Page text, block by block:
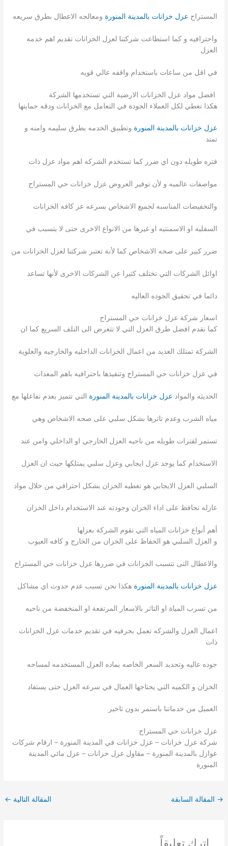
المستراح عزل خزانات بالمدينة المنورة ومعالجه الاعطال بطرق سريعه
واحترافيه و كما استطاعت شركتنا لعزل الخزانات تقديم اهم خدمه
العزل
في اقل من ساعات باستخدام واقفه عالي قويه
افضل مواد عزل الخزانات الارضية التي تستخدمها الشركة
هكذا تعطي لكل العملاء الجودة في التعامل مع الخزانات ودقه حمايتها
عزل خزانات بالمدينة المنورة وتطبيق الخدمه بطرق سليمه وامنه و
تمتد
فتره طويله دون اي ضرر كما تستخدم الشركه اهم مواد عزل ذات
مواصفات عالميه و لأن توفير العروض عزل خزانات حي المستراح
والتخفيضات المناسبه لجميع الاشخاص بسرعه عز كافه الخزانات
السفليه او الاسمنتيه او غيرها من الانواع الاخرى حتى لا يتسبب في
ضرر كبير على صحه الاشخاص كما لأنة تعتبر شركتنا لعزل الخزانات من
اوائل الشركات التي تختلف كثيرا عن الشركات الاخرى لأنها تساعد
دائما في تحقيق الجوده العاليه
اسعار شركة عزل خزانات حي المستراح
كما نقدم افضل طرق العزل التي لا تتعرض الى التلف السريع كما ان
الشركة تمتلك العديد من اعمال الخزانات الداخليه والخارجيه والعلوية
في عزل خزانات حي المستراح وتنفيذها باحترافيه باهم المعدات
الحديثه والمواد عزل خزانات بالمدينة المنورة التي تتميز بعدم تفاعلها مع
مياه الشرب وعدم تاثرها بشكل سلبي على صحه الاشخاص وهي
تستمر لفترات طويله من ناحيه العزل الخارجي او الداخلي وامن عند
الاستخدام كما يوجد عزل ايجابي وعزل سلبي يمتلكها حيث ان العزل
السلبي العزل الايجابي هو تغطيه الخزان بشكل احترافي من خلال مواد
عازله تحافظ على اداء الخزان وجودته عند الاستخدام داخل الخزان
أهم أنواع خزانات المياه التي تقوم الشركة بعزلها
و العزل السلبي هو الحفاظ على الخزان من الخارج و كافه العيوب
والاعطال التى تتسبب الخزانات في ضررها عزل خزانات حي المستراح
عزل خزانات بالمدينة المنورة هكذا نحن تسبب عدم حدوث اي مشاكل
من تسرب المياة او التاثر بالاسعار المرتفعة او المنخفضة من ناحيه
اعمال العزل والشركه تعمل بحرفيه في تقديم خدمات عزل الخزانات
ذات
جوده عاليه وتحديد السعر الخاصه بماده العزل المستخدمه لمساحه
الخزان و الكميه التي يحتاجها العمال في سرعه العزل حتى يستفاد
العميل من خدماتنا باستمر بدون تاخير
عزل خزانات حي المستراح
شركة عزل خزانات – عزل خزانات في المدينة المنورة – ارقام شركات
عوازل بالمدينة المنورة – مقاول عزل خزانات – عزل مائي المدينة
المنورة
→ المقالة السابقة المقالة التالية ←
اترك تعليقاً